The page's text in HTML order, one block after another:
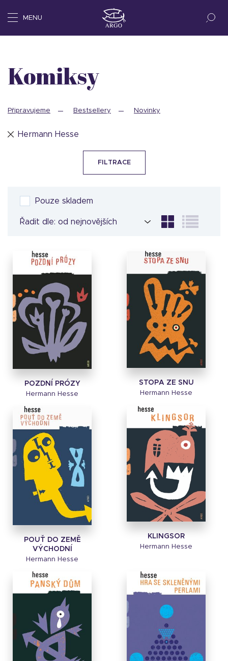
MENU
komiksy
Připravujeme Bestsellery Novinky
Hermann Hesse
FILTRACE
Pouze skladem
Řadit dle:
POZDNÍ PRÓZY
Hermann Hesse
STOPA ZE SNU
Hermann Hesse
POUŤ DO ZEMĚ
VÝCHODNÍ
Hermann Hesse
KLINGSOR
Hermann Hesse